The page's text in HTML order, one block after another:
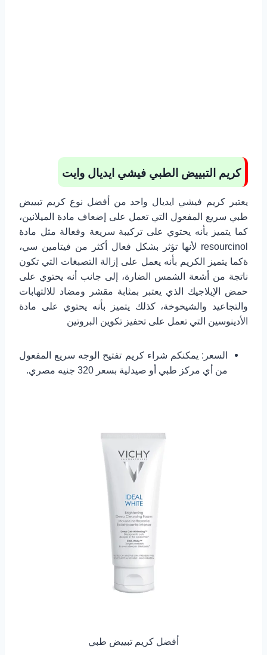
كريم التبييض الطبي فيشي ايديال وايت
يعتبر كريم فيشي ايديال واحد من أفضل نوع كريم تبييض
طبي سريع المفعول التي تعمل على إضعاف مادة الميلانين،
كما يتميز بأنه يحتوي على تركيبة سريعة وفعالة مثل مادة
resourcinol لأنها تؤثر بشكل فعال أكثر من فيتامين سي،
ةكما يتميز الكريم بأنه يعمل على إزالة التصبغات التي تكون
ناتجة من أشعة الشمس الضارة، إلى جانب أنه يحتوي على
حمض الإيلاجيك الذي يعتبر بمثابة مقشر ومضاد للالتهابات
والتجاعيد والشيخوخة، كذلك يتميز بأنه يحتوي على مادة
الأدينوسين التي تعمل على تحفيز تكوين البروتين
السعر: يمكنكم شراء كريم تفتيح الوجه سريع المفعول
من أي مركز طبي أو صيدلية بسعر 320 جنيه مصري.
أفضل كريم تبييض طبي